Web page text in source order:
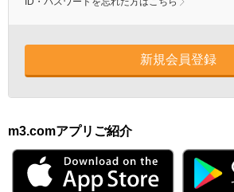
新規会員登録
m3.comアプリご紹介